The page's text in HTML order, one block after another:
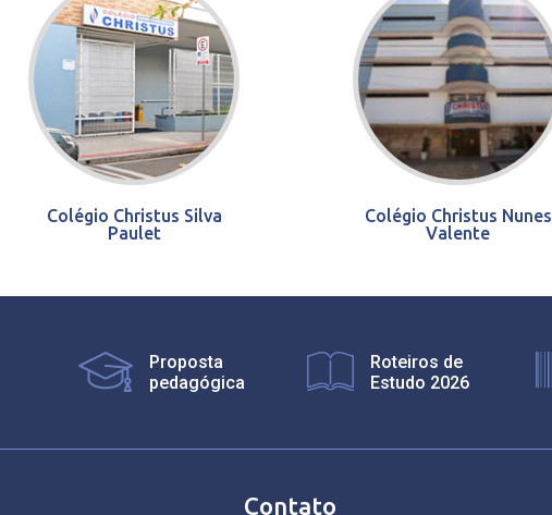
Colégio Christus Silva
Paulet
Colégio Christus Nunes
Valente
Proposta
pedagógica
Roteiros de
Estudo 2026
Contato